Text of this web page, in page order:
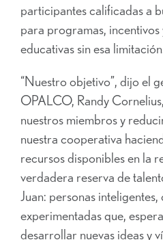
participantes calificadas a
para programas,
educativas sin esa
“Nuestro objetivo”, dijo el
OPALCO, Randy
nuestros miembros y
nuestra cooperativa
recursos disponibles en la
verdadera reserva de
Juan: personas inteligentes,
experimentadas que,
desarrollar nuevas ideas y